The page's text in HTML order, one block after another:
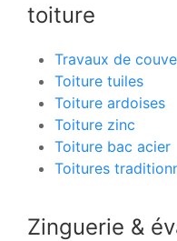
toiture
Travaux de
Toiture tuiles
Toiture ardoises
Toiture zinc
Toiture bac acier
Toitures
Zinguerie &